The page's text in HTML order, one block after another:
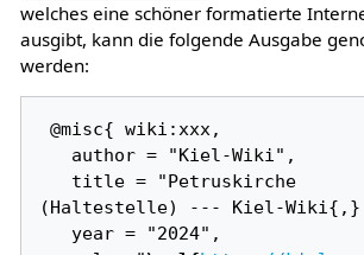
welches eine schöner formatierte
ausgibt, kann die folgende Ausgabe
werden:
@misc{ wiki:xxx,
(Haltestelle) --- Kiel-